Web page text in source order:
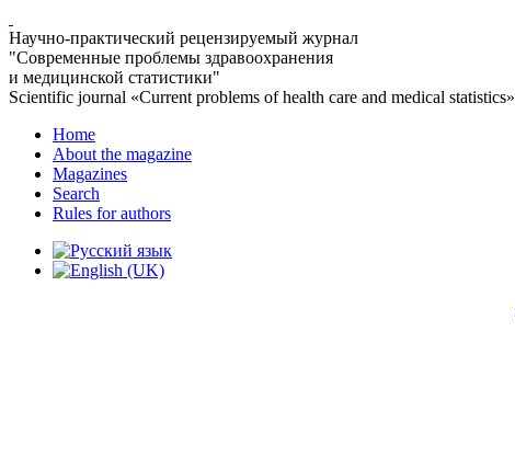
Научно-практический рецензируемый журнал
"Современные проблемы здравоохранения
и медицинской статистики"
Scientific journal «Current problems of health care and medical statistics»
Home
About the magazine
Magazines
Search
Rules for authors